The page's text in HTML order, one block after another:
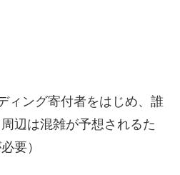
ィング寄付者をはじめ、誰
辺は混雑が予想されるた
要）